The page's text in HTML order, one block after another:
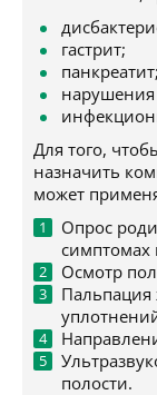
гастрит;
панкреатит;
нарушения
Для того,
назначить
может
Опрос
симптомах
Осмотр
Пальпация
полости.